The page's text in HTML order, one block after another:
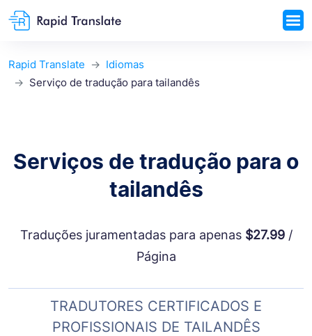
Rapid Translate
Idiomas
Serviço de tradução para tailandês
Serviços de tradução para o
tailandês
Traduções juramentadas para apenas $27.99/
Página
TRADUTORES CERTIFICADOS E
PROFISSIONAIS DE TAILANDÊS